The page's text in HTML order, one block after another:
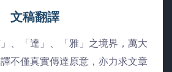
文稿翻譯
、「達」、「雅」之境界，萬大
不僅真實傳達原意，亦力求文章